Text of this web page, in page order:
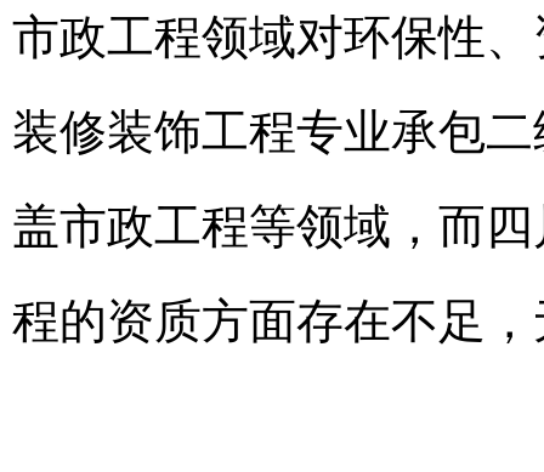
市政工程领域对环保性
装修装饰工程专业承包
盖市政工程等领域，而
程的资质方面存在不足